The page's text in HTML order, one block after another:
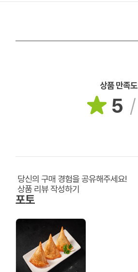
상품 만족도
5 /
당신의 구매 경험을 공유해주세요!
상품 리뷰 작성하기
포토